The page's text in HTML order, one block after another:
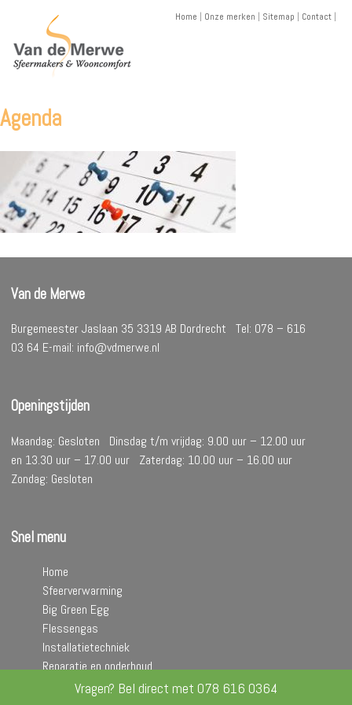
content
Home | Onze merken | Sitemap | Contact |
Vragen? Bel direct met 078 616 0364
Agenda
Van de Merwe
Burgemeester Jaslaan 35 3319 AB Dordrecht Tel: 078 – 616
03 64 E-mail: info@vdmerwe.nl
Openingstijden
Maandag: Gesloten Dinsdag t/m vrijdag: 9.00 uur – 12.00 uur
en 13.30 uur – 17.00 uur Zaterdag: 10.00 uur – 16.00 uur
Zondag: Gesloten
Snel menu
Home
Sfeerverwarming
Big Green Egg
Flessengas
Installatietechniek
Reparatie en onderhoud
Contact